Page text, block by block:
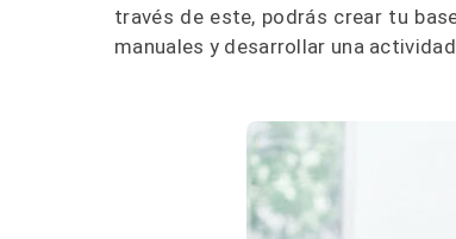
través de este, podrás crear tu
manuales y desarrollar una